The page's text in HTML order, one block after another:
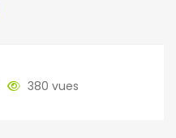
380 vues